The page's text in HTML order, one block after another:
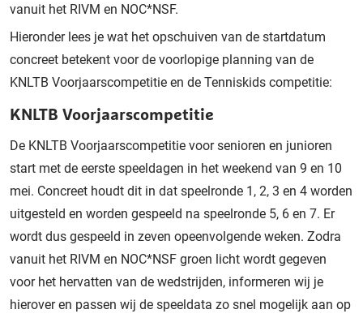
vanuit het RIVM en NOC*NSF.
Hieronder lees je wat het opschuiven van de startdatum
concreet betekent voor de voorlopige planning van de
KNLTB Voorjaarscompetitie en de Tenniskids competitie:
KNLTB Voorjaarscompetitie
De KNLTB Voorjaarscompetitie voor senioren en junioren
start met de eerste speeldagen in het weekend van 9 en 10
mei. Concreet houdt dit in dat speelronde 1, 2, 3 en 4 worden
uitgesteld en worden gespeeld na speelronde 5, 6 en 7. Er
wordt dus gespeeld in zeven opeenvolgende weken. Zodra
vanuit het RIVM en NOC*NSF groen licht wordt gegeven
voor het hervatten van de wedstrijden, informeren wij je
hierover en passen wij de speeldata zo snel mogelijk aan op